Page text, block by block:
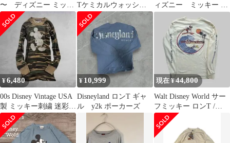
〜 ディズニー ミッキ
ー ロンT Tシャツ 青
タグ
Tケミカルウォッシュ
霜降りグレーXL相当
ィズニー ミッキー ロ
ンT
¥6,480
00s Disney Vintage USA
製 ミッキー刺繍 迷彩サ
ーマルロンt
¥ 10,999
Disneyland ロンT ギャ
ル y2k ポーカーズ
現在 ¥ 44,800
Walt Disney World サー
フミッキー ロンT /
Tropixタグ